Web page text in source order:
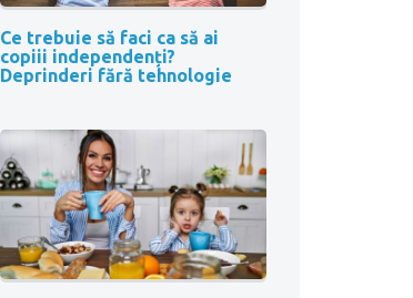
Ce trebuie să faci ca să ai
copiii independenți?
Deprinderi fără tehnologie